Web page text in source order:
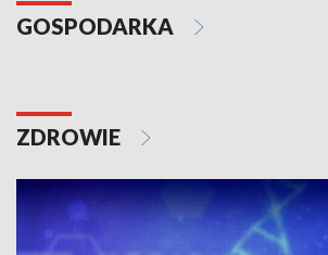
GOSPODARKA
ZDROWIE